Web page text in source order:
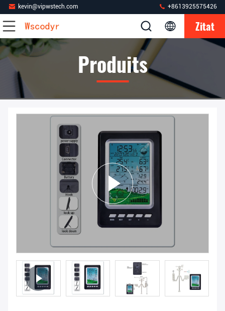
kevin@vipwstech.com +8613925575426
Zitat
Produits